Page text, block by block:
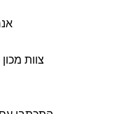
צוות